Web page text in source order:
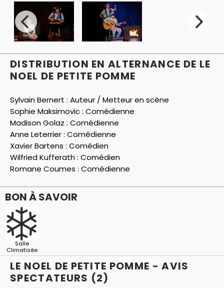
DISTRIBUTION EN ALTERNANCE DE LE
NOEL DE PETITE POMME
Sylvain Bernert : Auteur / Metteur en scène
Sophie Maksimovic : Comédienne
Madison Golaz : Comédienne
Anne Leterrier : Comédienne
Xavier Bartens : Comédien
Wilfried Kufferath : Comédien
Romane Coumes : Comédienne
BON À SAVOIR
Salle
Climatisée
LE NOEL DE PETITE POMME - AVIS
SPECTATEURS (2)